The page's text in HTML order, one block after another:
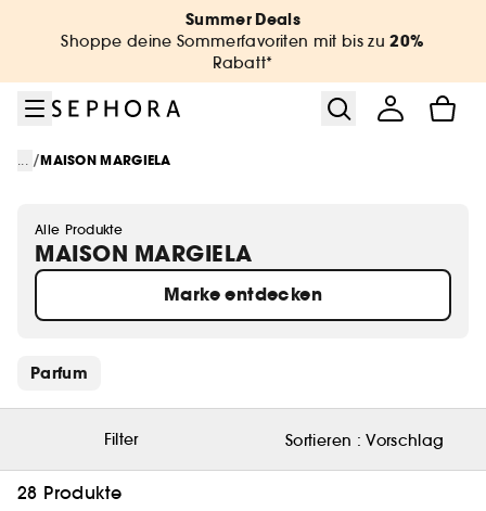
Summer Deals
Shoppe deine Sommerfavoriten mit bis zu20%
Rabatt*
... /MAISON MARGIELA
Alle Produkte
MAISON MARGIELA
Marke entdecken
Schnelllinks überspringen
Parfum
Filter Sortieren :Vorschlag
28 Produkte